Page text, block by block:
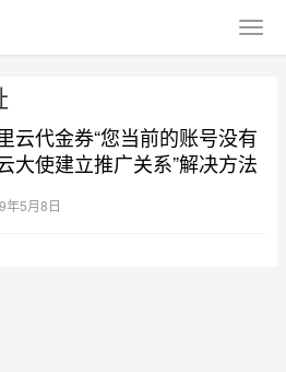
云代金券“您当前的账号没有
大使建立推广关系”解决方法
年5月8日